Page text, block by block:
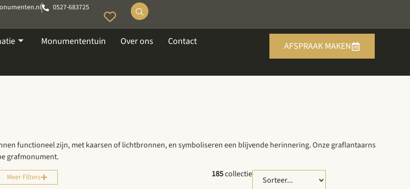
0527-683725
Monumententuin Over ons Contact AFSPRAAK MAKEN
functioneel zijn, met kaarsen of lichtbronnen, en symboliseren een blijvende herinnering. Onze graflantaarns
grafmonument.
Meer Filters 185collectie